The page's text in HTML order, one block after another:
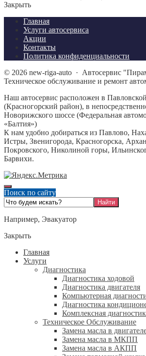
Закрыть
Главная
Услуги автосервиса
Акции
Контакты
Политика конфиденциальности
© 2026 new-riga-auto · Автосервис
Техническое обслуживание и ремонт
Наш автосервис расположен в
(Красногорский район), в
Новорижского шоссе (Федеральная
«Балтия»)
К нам удобно добираться из Павлово,
Истры, Звенигорода, Красногорска,
Покровского, Николиной горы,
Барвихи.
Поиск по сайту
Например, Эвакуатор
Закрыть
Главная
Услуги
Диагностика
Диагностика ходовой
Диагностика двигателя
Компьютерная
Диагностика
Комплексная
Техническое Обслуживание
Замена масла в
Замена масла в МКПП
Замена масла в АКПП